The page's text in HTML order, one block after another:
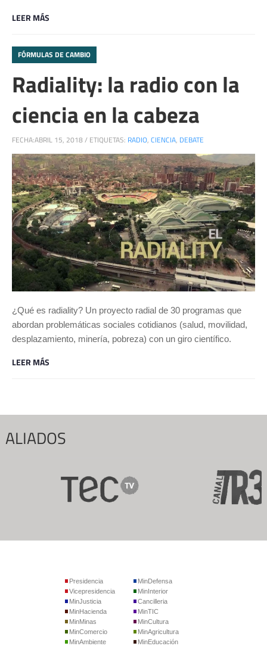
LEER MÁS
FÓRMULAS DE CAMBIO
Radiality: la radio con la
ciencia en la cabeza
FECHA:ABRIL 15, 2018/ ETIQUETAS: RADIO, CIENCIA, DEBATE
¿Qué es radiality? Un proyecto radial de 30 programas que
abordan problemáticas sociales cotidianos (salud, movilidad,
desplazamiento, minería, pobreza) con un giro científico.
LEER MÁS
ALIADOS
Presidencia
Vicepresidencia
MinJusticia
MinDefensa
MinInterior
Cancilleria
MinHacienda
MinMinas
MinComercio
MinTIC
MinCultura
MinAgricultura
MinAmbiente
MinEducación